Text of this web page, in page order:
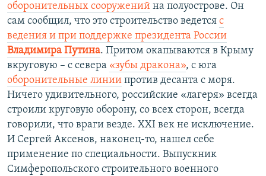
оборонительных сооружений на полуострове. Он
сам сообщил, что это строительство ведется с
ведения и при поддержке президента России
Владимира Путина. Притом окапываются в Крыму
вкруговую – с севера «зубы дракона», с юга
оборонительные линии против десанта с моря.
Ничего удивительного, российские «лагеря» всегда
строили круговую оборону, со всех сторон, всегда
говорили, что враги везде. ХХІ век не исключение.
И Сергей Аксенов, наконец-то, нашел себе
применение по специальности. Выпускник
Симферопольского строительного военного